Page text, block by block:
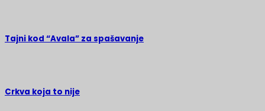
Tajni kod “Avala” za spašavanje
Crkva koja to nije